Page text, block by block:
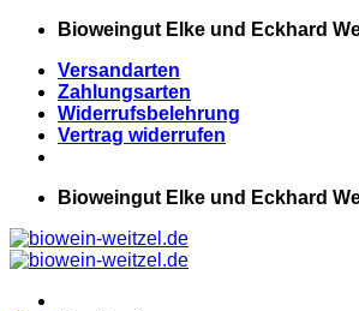
Zum
springen
Bioweingut Elke und Eckhard
Versandarten
Zahlungsarten
Widerrufsbelehrung
Vertrag widerrufen
Bioweingut Elke und Eckhard